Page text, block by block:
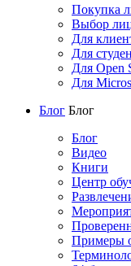
Покупка
Выбор
Для
Для
Для Open
Для
Блог Блог
Блог
Видео
Книги
Центр
Примеры